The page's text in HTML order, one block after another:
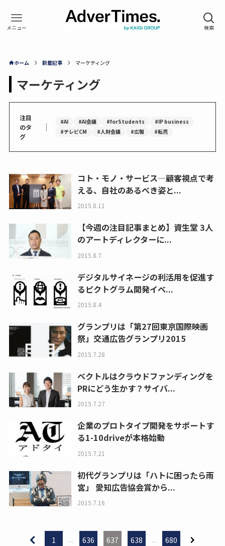
ホーム 新着記事 マーケティング
マーケティング
注目
のタ
グ
｜ #AI #AI会議 #forStudents
#IP business
#テレビCM
#人財会議 #広報 #転売
コト・モノ・サービス―顧客視点で考
える、自社のあるべき姿と...
2015.8.11
【今週の注目記事まとめ】資生堂 3人
のアートディレクターに...
2015.8.7
デジタルサイネージの利活用を促進す
るピクトグラム開発イベ...
2015.8.4
グランプリは「第27回東京国際映画
祭」交通広告グランプリ2015
2015.7.28
ベクトルはクラウドファンディングを
PRにどう生かす？サイバ...
2015.7.27
企業のプロトタイプ開発をサポートす
る1-10driveが本格始動
2015.7.21
初代グランプリは「ハトに困ったら雨
宮」 愛知広告協会賞から...
2015.7.16
1 ... 636 637 638 ... 680